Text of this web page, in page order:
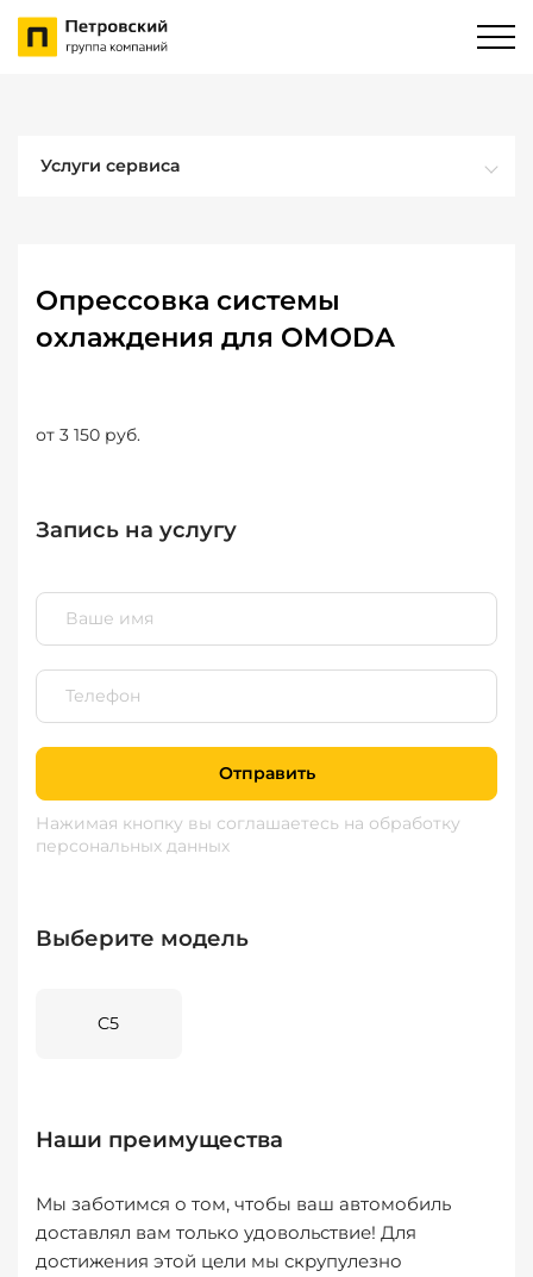
Услуги сервиса
Опрессовка системы
охлаждения для OMODA
от 3 150 руб.
Запись на услугу
Отправить
Нажимая кнопку вы соглашаетесь на обработку
персональных данных
Выберите модель
C5
Наши преимущества
Мы заботимся о том, чтобы ваш автомобиль
доставлял вам только удовольствие! Для
достижения этой цели мы скрупулезно